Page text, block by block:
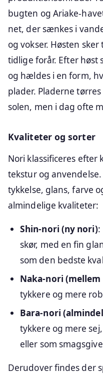
bugten og Ariake-
net, der sænkes i
og vokser. Høsten
tidlige forår. Efter høst
og hældes i en form,
plader. Pladerne
solen, men i dag ofte
Kvaliteter og sorter
Nori klassificeres efter
tekstur og
tykkelse, glans, farve
almindelige kvaliteter:
Shin-nori (ny nori):
skør, med en fin
som den bedste
Naka-nori
tykkere og mere
Bara-nori
tykkere og mere
eller som
Derudover findes der